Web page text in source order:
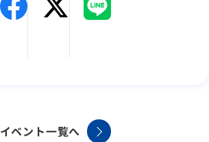
イベント一覧へ